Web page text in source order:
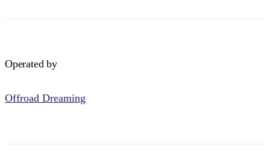
Operated by
Offroad Dreaming